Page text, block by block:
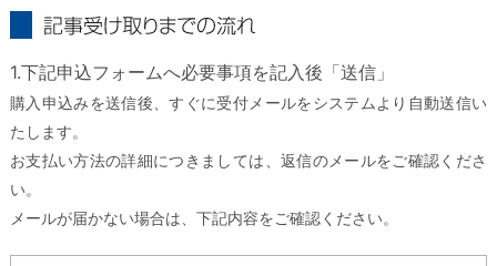
1.下記申込フォームへ必要事項を記入後「送信」
購入申込みを送信後、すぐに受付メールをシステムより自動送信い
たします。
お支払い方法の詳細につきましては、返信のメールをご確認くださ
い。
メールが届かない場合は、下記内容をご確認ください。